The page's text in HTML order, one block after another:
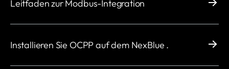
Leitfaden zur Modbus-Integration
Installieren Sie OCPP auf dem NexBlue .